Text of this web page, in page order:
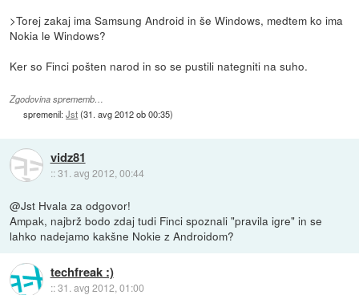
>Torej zakaj ima Samsung Android in še Windows, medtem ko ima
Nokia le Windows?
Ker so Finci pošten narod in so se pustili nategniti na suho.
Zgodovina sprememb…
spremenil:Jst(31. avg 2012 ob 00:35)
vidz81
::31. avg 2012, 00:44
@Jst Hvala za odgovor!
Ampak, najbrž bodo zdaj tudi Finci spoznali "pravila igre" in se
lahko nadejamo kakšne Nokie z Androidom?
techfreak :)
::31. avg 2012, 01:00